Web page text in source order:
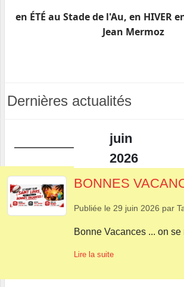
en ÉTÉ au Stade de l'Au, en HIVER
Jean Mermoz
Dernières actualités
juin
2026
BONNES
Publiée le 29 juin 2026 par
Bonne Vacances ... on se
Lire la suite